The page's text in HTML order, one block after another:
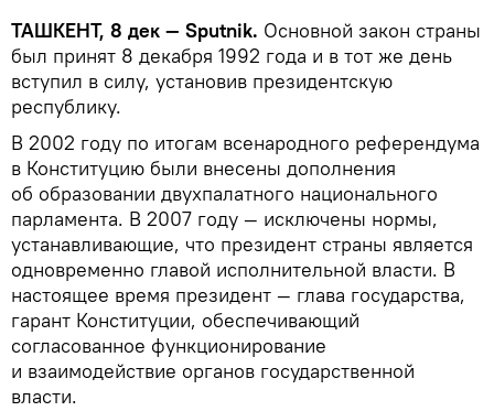
ТАШКЕНТ, 8 дек — Sputnik. Основной закон страны
был принят 8 декабря 1992 года и в тот же день
вступил в силу, установив президентскую
республику.
В 2002 году по итогам всенародного референдума
в Конституцию были внесены дополнения
об образовании двухпалатного национального
парламента. В 2007 году — исключены нормы,
устанавливающие, что президент страны является
одновременно главой исполнительной власти. В
настоящее время президент — глава государства,
гарант Конституции, обеспечивающий
согласованное функционирование
и взаимодействие органов государственной
власти.